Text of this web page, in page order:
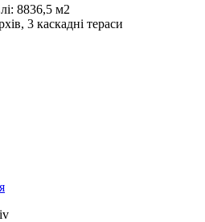
8836,5 м2
3 каскадні тераси